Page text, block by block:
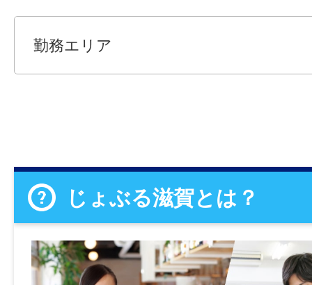
勤務エリア
じょぶる滋賀とは？